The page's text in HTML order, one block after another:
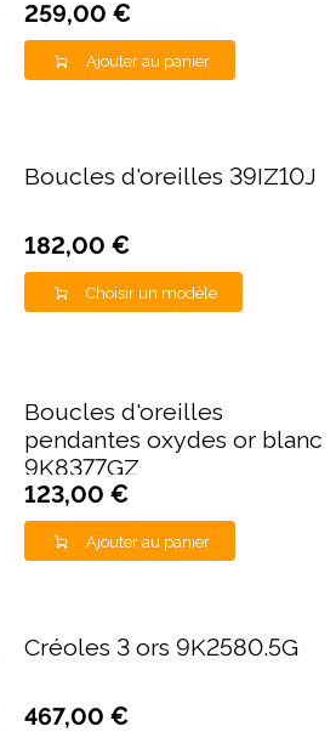
259,00 €
Ajouter au panier
Boucles d'oreilles 39IZ10J
182,00 €
Choisir un modèle
Boucles d'oreilles
pendantes oxydes or blanc
9K8377GZ
123,00 €
Ajouter au panier
Créoles 3 ors 9K2580.5G
467,00 €